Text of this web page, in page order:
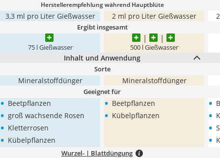
Herstellerempfehlung während Hauptblüte
3,3 ml pro Liter Gießwasser 2 ml pro Liter Gießwasser
Ergibt insgesamt
75 l Gießwasser 500 l Gießwasser
Inhalt und Anwendung
Sorte
Mineralstoffdünger Mineralstoffdünger
Geeignet für
• Beetpflanzen
• groß wachsende Rosen
• Kletterrosen
• Kübelpflanzen
• Beetpflanzen
• Kübelpflanzen
•
•
•
•
Wurzel- | Blattdüngung